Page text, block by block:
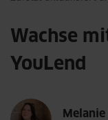
Wachse
YouLend
Melanie